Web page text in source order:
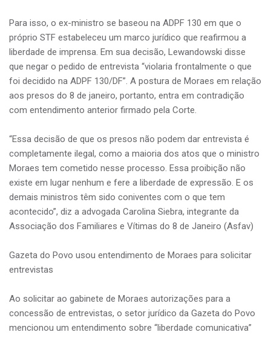
Para isso, o ex-ministro se baseou na ADPF 130 em que o
próprio STF estabeleceu um marco jurídico que reafirmou a
liberdade de imprensa. Em sua decisão, Lewandowski disse
que negar o pedido de entrevista “violaria frontalmente o que
foi decidido na ADPF 130/DF”. A postura de Moraes em relação
aos presos do 8 de janeiro, portanto, entra em contradição
com entendimento anterior firmado pela Corte.
“Essa decisão de que os presos não podem dar entrevista é
completamente ilegal, como a maioria dos atos que o ministro
Moraes tem cometido nesse processo. Essa proibição não
existe em lugar nenhum e fere a liberdade de expressão. E os
demais ministros têm sido coniventes com o que tem
acontecido”, diz a advogada Carolina Siebra, integrante da
Associação dos Familiares e Vítimas do 8 de Janeiro (Asfav)
Gazeta do Povo usou entendimento de Moraes para solicitar
entrevistas
Ao solicitar ao gabinete de Moraes autorizações para a
concessão de entrevistas, o setor jurídico da Gazeta do Povo
mencionou um entendimento sobre “liberdade comunicativa”